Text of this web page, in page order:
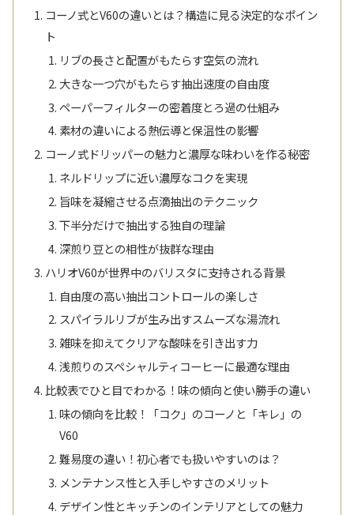
コーノ式とV60の違いとは？構造に見る決定的なポイン
ト
リブの長さと配置がもたらす空気の流れ
大きな一つ穴がもたらす抽出速度の自由度
ペーパーフィルターの密着度とろ過の仕組み
素材の違いによる熱伝導と保温性の影響
コーノ式ドリッパーの魅力と濃厚な味わいを作る秘密
ネルドリップに近い濃厚なコクを実現
旨味を凝縮させる点滴抽出のテクニック
下半分だけで抽出する独自の理論
深煎り豆との相性が抜群な理由
ハリオV60が世界中のバリスタに支持される背景
自由度の高い抽出コントロールの楽しさ
スパイラルリブが生み出すスムーズな湯流れ
雑味を抑えてクリアな酸味を引き出す力
浅煎りのスペシャルティコーヒーに最適な理由
比較表でひと目でわかる！味の傾向と使い勝手の違い
味の傾向を比較！「コク」のコーノと「キレ」の
V60
難易度の違い！初心者でも扱いやすいのは？
メンテナンス性と入手しやすさのメリット
デザイン性とキッチンのインテリアとしての魅力